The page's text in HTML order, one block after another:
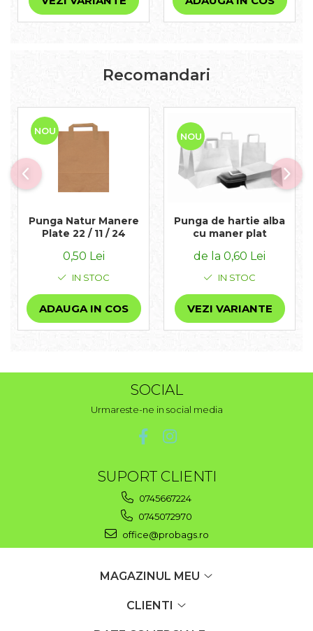
Recomandari
NOU
Punga Natur Manere
Plate 22 / 11 / 24
0,50 Lei
IN STOC
ADAUGA IN COS
NOU
Punga de hartie alba
cu maner plat
de la 0,60 Lei
IN STOC
VEZI VARIANTE
SOCIAL
Urmareste-ne in social media
SUPORT CLIENTI
0745667224
0745072970
office@probags.ro
MAGAZINUL MEU
CLIENTI